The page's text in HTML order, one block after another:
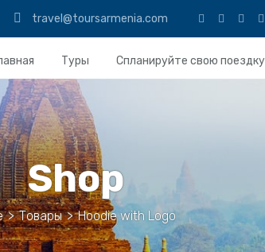
travel@toursarmenia.com
Туры Спланируйте свою поездку
Shop
> Товары > Hoodie with Logo